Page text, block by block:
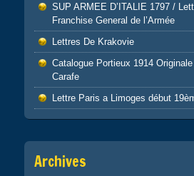
SUP ARMEE D’ITALIE 1797 /
Franchise General de l’Armée
Lettres De Krakovie
Catalogue Portieux 1914
Carafe
Lettre Paris a Limoges début
Archives